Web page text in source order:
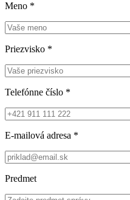
Meno *
Priezvisko *
Telefónne číslo *
E-mailová adresa *
Predmet